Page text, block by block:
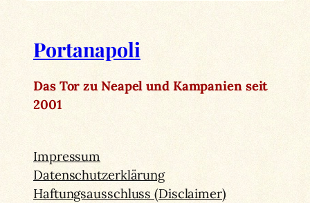
Portanapoli
Das Tor zu Neapel und Kampanien seit
2001
Impressum
Datenschutzerklärung
Haftungsausschluss (Disclaimer)